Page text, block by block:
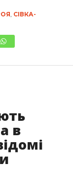
, СІВКА-
в